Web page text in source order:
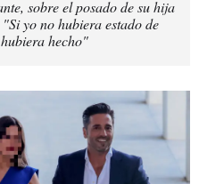
sobre el posado de su hija
yo no hubiera estado de
hecho"